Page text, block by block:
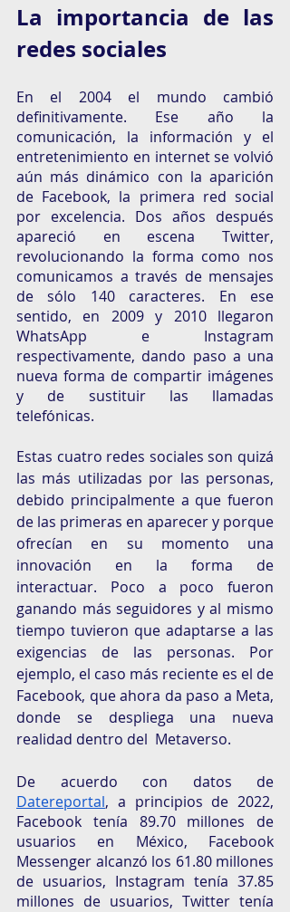
La importancia de las
redes sociales
En el 2004 el mundo cambió
definitivamente. Ese año la
comunicación, la información y el
entretenimiento en internet se volvió
aún más dinámico con la aparición
de Facebook, la primera red social
por excelencia. Dos años después
apareció en escena Twitter,
revolucionando la forma como nos
comunicamos a través de mensajes
de sólo 140 caracteres. En ese
sentido, en 2009 y 2010 llegaron
WhatsApp e Instagram
respectivamente, dando paso a una
nueva forma de compartir imágenes
y de sustituir las llamadas
telefónicas.
Estas cuatro redes sociales son quizá
las más utilizadas por las personas,
debido principalmente a que fueron
de las primeras en aparecer y porque
ofrecían en su momento una
innovación en la forma de
interactuar. Poco a poco fueron
ganando más seguidores y al mismo
tiempo tuvieron que adaptarse a las
exigencias de las personas. Por
ejemplo, el caso más reciente es el de
Facebook, que ahora da paso a Meta,
donde se despliega una nueva
realidad dentro del  Metaverso.
Datereportal, a principios de 2022,
Facebook tenía 89.70 millones de
usuarios en México, Facebook
Messenger alcanzó los 61.80 millones
de usuarios, Instagram tenía 37.85
millones de usuarios, Twitter tenía